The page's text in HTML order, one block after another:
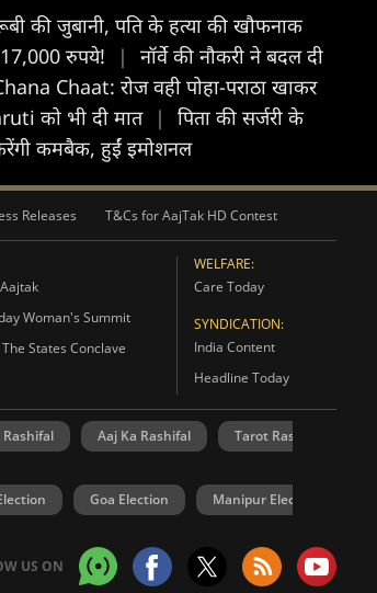
की जुबानी, पति के हत्या की खौफनाक
17,000 रुपये! |
नॉर्वे की नौकरी ने बदल दी
Chaat: रोज वही पोहा-पराठा खाकर
को भी दी मात |
पिता की सर्जरी के
करेंगी कमबैक, हुईं इमोशनल
Releases T&Cs for AajTak HD Contest
Woman's Summit
States Conclave
WELFARE:
Care Today
SYNDICATION:
India Content
Headline Today
Aaj Ka Rashifal Tarot Rashifal
Goa Election Manipur Election
US ON